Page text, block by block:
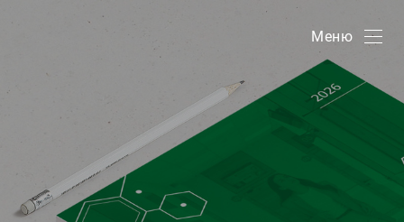
Меню